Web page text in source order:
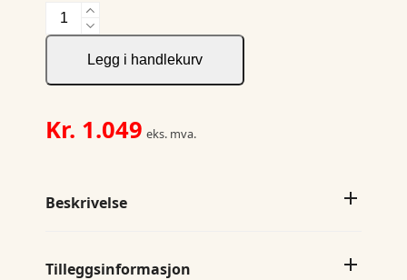
Oak
Harbor
Men
Legg i handlekurv
Kr. 1.049 eks. mva.
Beskrivelse
Tilleggsinformasjon